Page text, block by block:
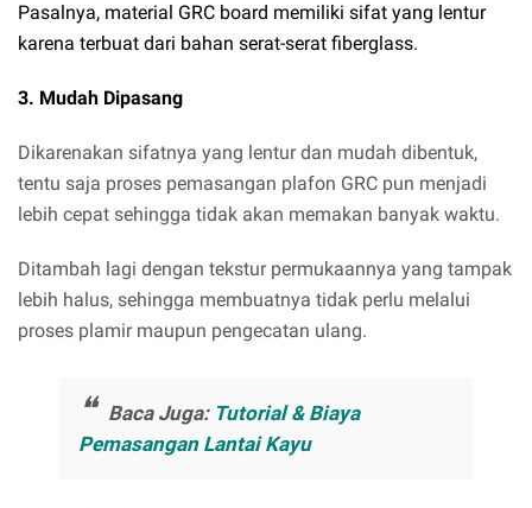
Pasalnya, material GRC board memiliki sifat yang lentur
karena terbuat dari bahan serat-serat fiberglass.
3. Mudah Dipasang
Dikarenakan sifatnya yang lentur dan mudah dibentuk,
tentu saja proses pemasangan plafon GRC pun menjadi
lebih cepat sehingga tidak akan memakan banyak waktu.
Ditambah lagi dengan tekstur permukaannya yang tampak
lebih halus, sehingga membuatnya tidak perlu melalui
proses plamir maupun pengecatan ulang.
Baca Juga: Tutorial & Biaya
Pemasangan Lantai Kayu